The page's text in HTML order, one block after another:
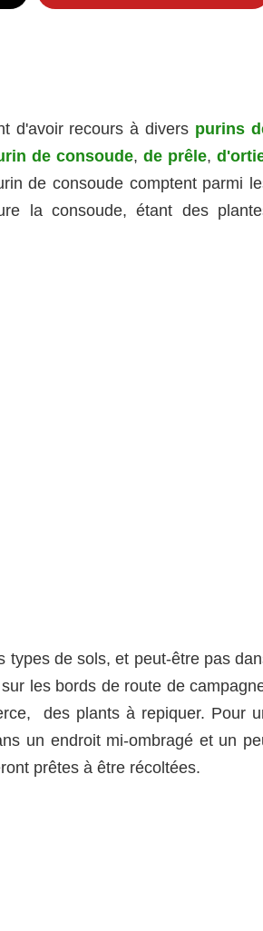
d'avoir recours à divers purins
de consoude, de prêle,
de consoude comptent parmi
la consoude, étant des
de sols, et peut-être pas
les bords de route de
des plants à repiquer. Pour
un endroit mi-ombragé et un
prêtes à être récoltées.